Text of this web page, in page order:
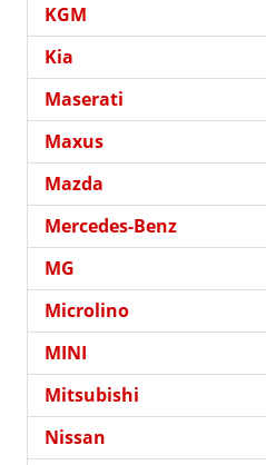
KGM
Kia
Maserati
Maxus
Mazda
Mercedes-Benz
MG
Microlino
MINI
Mitsubishi
Nissan